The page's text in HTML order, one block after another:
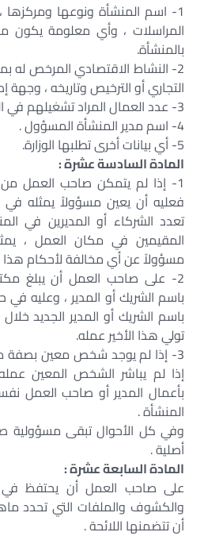
1- اسم المنشأة ونوعها ومركزها
المراسلات ، وأي معلومة يكون
بالمنشأة.
2- النشاط الاقتصادي المرخص له
التجاري أو الترخيص وتاريخه ،
3- عدد العمال المراد تشغيلهم في المنشأة .
4- اسم مدير المنشأة المسؤول .
5- أي بيانات أخرى تطلبها الوزارة.
المادة السادسة عشرة :
1- إذا لم يتمكن صاحب العمل
فعليه أن يعين مسؤولاً يمثله
تعدد الشركاء أو المديرين في
المقيمين في مكان العمل ،
مسؤولاً عن أي مخالفة لأحكام هذا
2- على صاحب العمل أن يبلغ
باسم الشريك أو المدير ، وعليه في
باسم الشريك أو المدير الجديد
تولي هذا الأخير عمله.
3- إذا لم يوجد شخص معين بصفة
إذا لم يباشر الشخص المعين
بأعمال المدير أو صاحب العمل
المنشأة .
وفي كل الأحوال تبقى مسؤولية
أصلية .
المادة السابعة عشرة :
على صاحب العمل أن يحتفظ في
والكشوف والملفات التي تحدد
أن تتضمنها اللائحة .